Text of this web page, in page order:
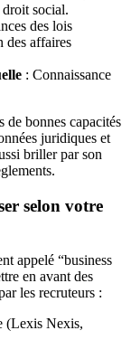
social.
des lois
des affaires
: Connaissance
de bonnes capacités
juridiques et
briller par son
selon votre
appelé “business
en avant des
les recruteurs :
(Lexis Nexis,